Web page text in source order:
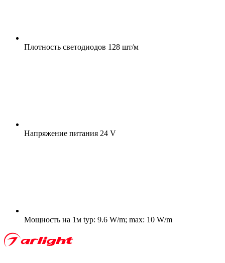
Плотность светодиодов 128 шт/м
Напряжение питания 24 V
Мощность на 1м typ: 9.6 W/m; max: 10 W/m